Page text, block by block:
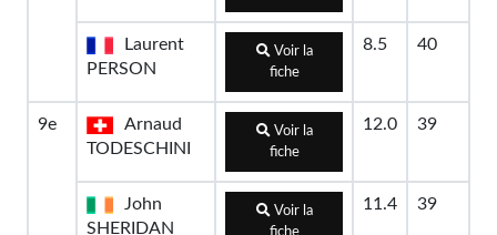
Laurent
PERSON
Voir la
fiche
8.5 40
9e
Arnaud
TODESCHINI
Voir la
fiche
12.0 39
John
SHERIDAN
Voir la
fiche
11.4 39